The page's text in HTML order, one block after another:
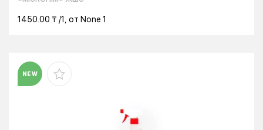
1450.00 ₸ /1, от None 1
NEW